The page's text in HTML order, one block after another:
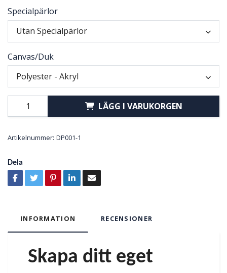
Specialpärlor
Utan Specialpärlor
Canvas/Duk
Polyester - Akryl
LÄGG I VARUKORGEN
Artikelnummer: DP001-1
Dela
INFORMATION RECENSIONER
Skapa ditt eget